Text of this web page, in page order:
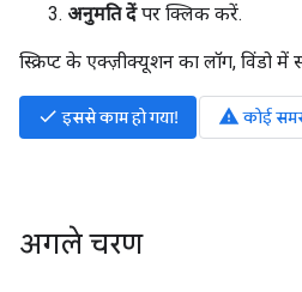
अनुमति देंपर क्लिक करें.
स्क्रिप्ट के एक्ज़ीक्यूशन का लॉग, विंडो में
done इससे काम हो गया! warning कोई
अगले चरण